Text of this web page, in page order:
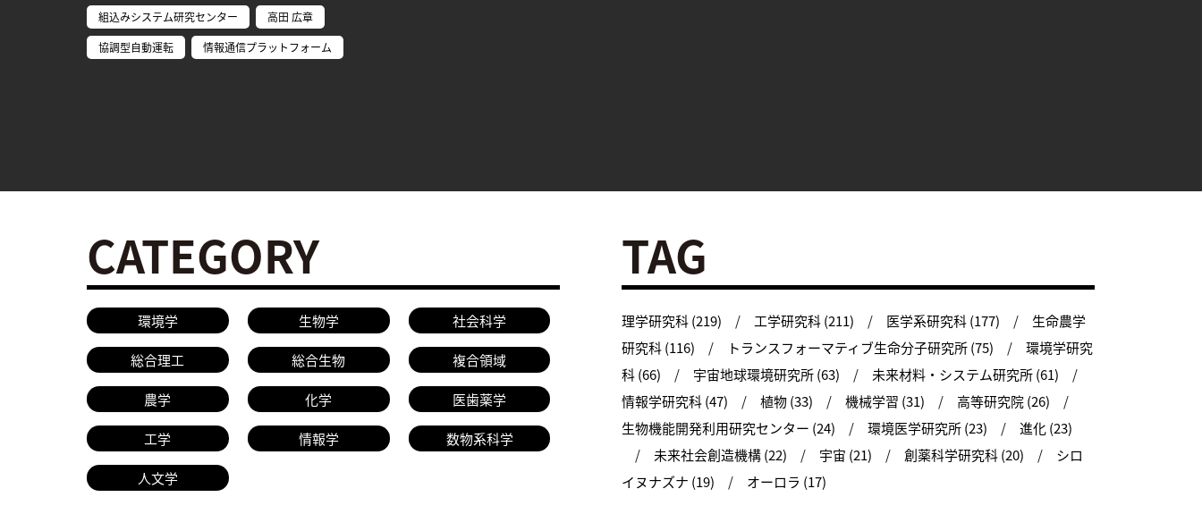
組込みシステム研究センター
高田 広章
協調型自動運転
情報通信プラットフォーム
CATEGORY
環境学 生物学 社会科学
総合理工 総合生物 複合領域
農学 化学 医歯薬学
工学 情報学 数物系科学
人文学
TAG
理学研究科 (219) 工学研究科 (211) 医学系研究科 (177)
生命農学
研究科 (116)
トランスフォーマティブ生命分子研究所 (75)
環境学研究
科 (66)
宇宙地球環境研究所 (63)
未来材料・システム研究所 (61)
情報学研究科 (47)
植物 (33) 機械学習 (31)
高等研究院 (26)
生物機能開発利用研究センター (24)
環境医学研究所 (23)
進化 (23)
未来社会創造機構 (22)
宇宙 (21) 創薬科学研究科 (20)
シロ
イヌナズナ (19)
オーロラ (17)